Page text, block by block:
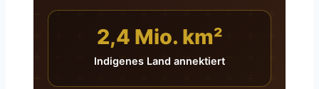
2,4 Mio. km²
Indigenes Land annektiert